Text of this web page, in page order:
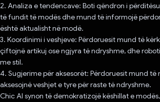
2. Analiza e tendencave: Boti qëndron i
të fundit të modës dhe mund të informojë
është aktualisht në modë.
3. Koordinimi i veshjeve: Përdoruesit mund të
çiftojnë artikuj ose ngjyra të ndryshme, dhe
me stil.
4. Sugjerime për aksesorët: Përdoruesit mund të
aksesojnë veshjet e tyre për raste të ndryshme.
Chic AI synon të demokratizojë këshillat e